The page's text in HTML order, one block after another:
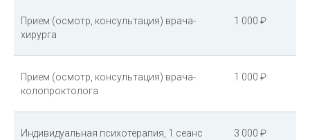
Прием (осмотр, консультация) врача-
хирурга
1 000 ₽
Прием (осмотр, консультация) врача-
колопроктолога
1 000 ₽
Индивидуальная психотерапия, 1 сеанс 3 000 ₽